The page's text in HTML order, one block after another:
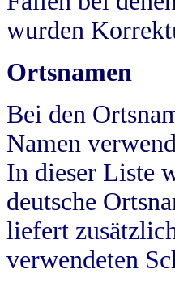
wurden
Ortsnamen
Bei den
Namen
In dieser Liste
deutsche
liefert
verwendeten